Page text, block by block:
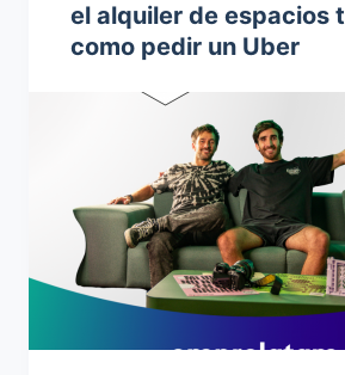
el alquiler de espacios
como pedir un Uber